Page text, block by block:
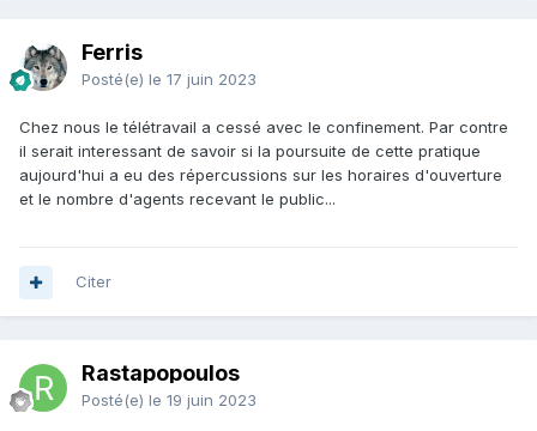
Ferris
Posté(e) le 17 juin 2023
Chez nous le télétravail a cessé avec le confinement. Par contre
il serait interessant de savoir si la poursuite de cette pratique
aujourd'hui a eu des répercussions sur les horaires d'ouverture
et le nombre d'agents recevant le public...
Citer
Rastapopoulos
Posté(e) le 19 juin 2023